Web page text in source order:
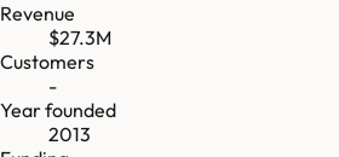
Revenue
$27.3M
Customers
-
Year founded
2013